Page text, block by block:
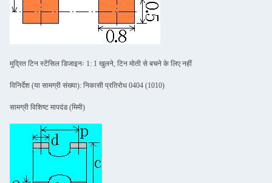
मुद्रित टिन स्टेंसिल डिजाइनः 1: 1 खुलने, टिन मोती से बचने के लिए नहीं
विनिर्देश (या सामग्री संख्या): निकासी प्रतिरोध 0404 (1010)
सामग्री विशिष्ट मापदंड (मिमी)